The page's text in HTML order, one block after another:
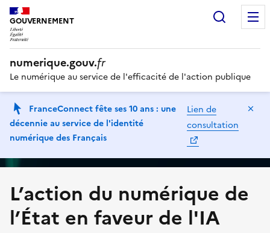
GOUVERNEMENT
numerique.gouv.fr
Le numérique au service de l'efficacité de l'action publique
FranceConnect fête ses 10 ans : une
décennie au service de l'identité
numérique des Français
Lien de
consultation
L’action du numérique de
l’État en faveur de l'IA